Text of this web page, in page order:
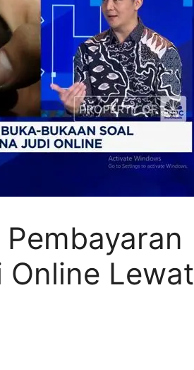
Online Lewat